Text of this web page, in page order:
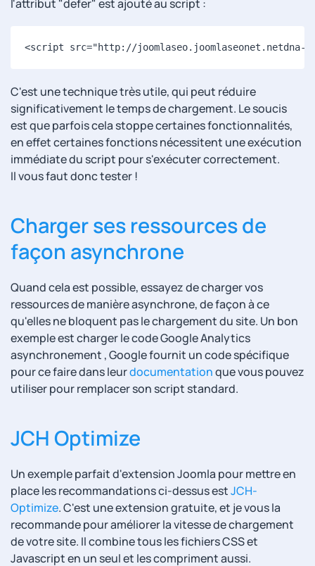
l'attribut "defer" est ajouté au script :
<script src="http://
C'est une technique très utile, qui peut réduire
significativement le temps de chargement. Le soucis
est que parfois cela stoppe certaines fonctionnalités,
en effet certaines fonctions nécessitent une exécution
immédiate du script pour s'exécuter correctement.
Il vous faut donc tester !
Charger ses ressources de
façon asynchrone
Quand cela est possible, essayez de charger vos
ressources de manière asynchrone, de façon à ce
qu'elles ne bloquent pas le chargement du site. Un bon
exemple est charger le code Google Analytics
asynchronement , Google fournit un code spécifique
pour ce faire dans leurdocumentationque vous pouvez
utiliser pour remplacer son script standard.
JCH Optimize
Un exemple parfait d'extension Joomla pour mettre en
place les recommandations ci-dessus estJCH-
Optimize. C'est une extension gratuite, et je vous la
recommande pour améliorer la vitesse de chargement
de votre site. Il combine tous les fichiers CSS et
Javascript en un seul et les compriment aussi.